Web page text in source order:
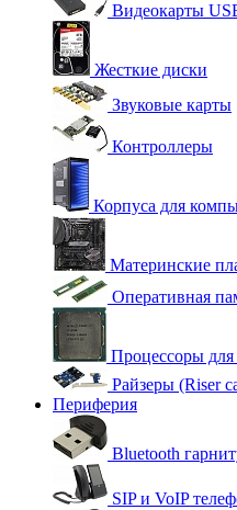
Видеокарты
Жесткие диски
Звуковые карты
Контроллеры
Корпуса для
Материнские
Оперативная
Процессоры
Райзеры (Riser
Периферия
Bluetooth
SIP и VoIP